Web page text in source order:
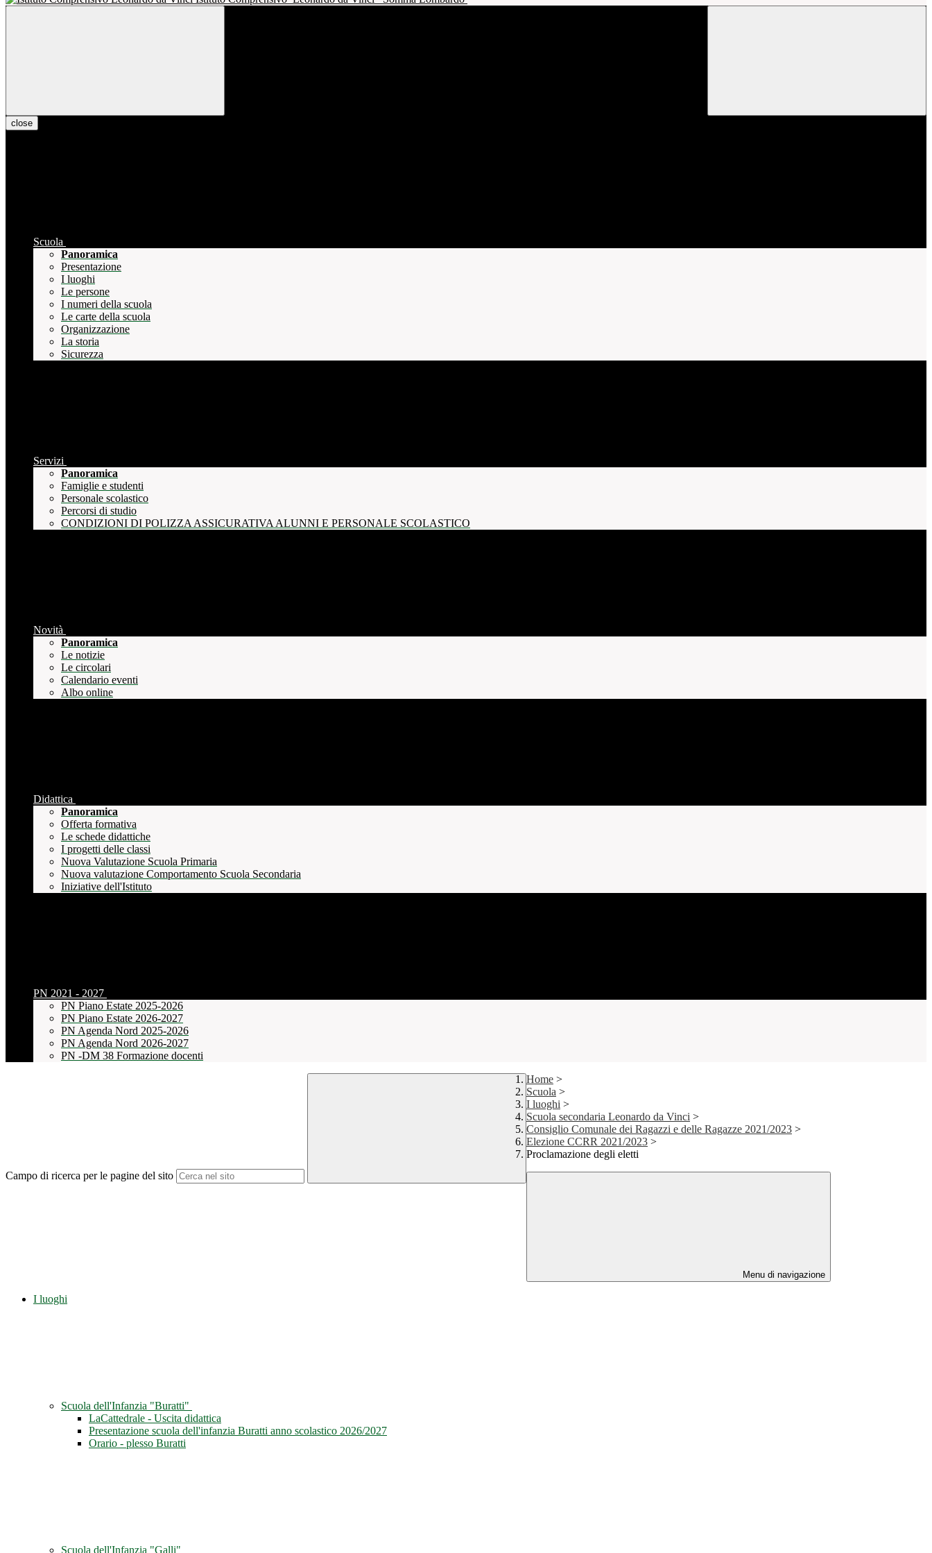
close
Scuola
Panoramica
Presentazione
I luoghi
Le persone
I numeri della scuola
Le carte della scuola
Organizzazione
La storia
Sicurezza
Servizi
Panoramica
Famiglie e studenti
Personale scolastico
Percorsi di studio
CONDIZIONI DI POLIZZA ASSICURATIVA ALUNNI E PERSONALE SCOLASTICO
Novità
Panoramica
Le notizie
Le circolari
Calendario eventi
Albo online
Didattica
Panoramica
Offerta formativa
Le schede didattiche
I progetti delle classi
Nuova Valutazione Scuola Primaria
Nuova valutazione Comportamento Scuola Secondaria
Iniziative dell'Istituto
PN 2021 - 2027
PN Piano Estate 2025-2026
PN Piano Estate 2026-2027
PN Agenda Nord 2025-2026
PN Agenda Nord 2026-2027
PN -DM 38 Formazione docenti
Campo di ricerca per le pagine del sito
Home >
Scuola >
I luoghi >
Scuola secondaria Leonardo da Vinci >
Consiglio Comunale dei Ragazzi e delle Ragazze 2021/2023 >
Elezione CCRR 2021/2023 >
Proclamazione degli eletti
Menu di navigazione
I luoghi
Scuola dell'Infanzia "Buratti"
LaCattedrale - Uscita didattica
Presentazione scuola dell'infanzia Buratti anno scolastico 2026/2027
Orario - plesso Buratti
Scuola dell'Infanzia "Galli"